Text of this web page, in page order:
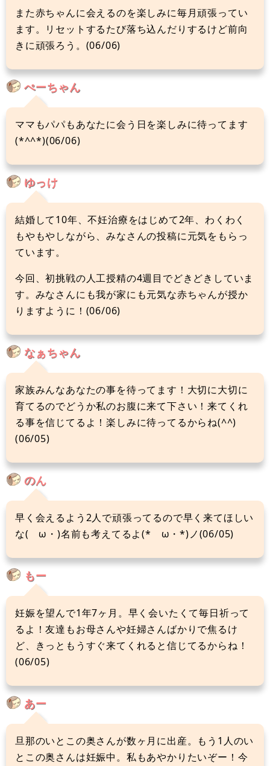
また赤ちゃんに会えるのを楽しみに毎月頑張ってい
ます。リセットするたび落ち込んだりするけど前向
きに頑張ろう。(06/06)
ぺーちゃん
ママもパパもあなたに会う日を楽しみに待ってます
(*^^*)(06/06)
ゆっけ
結婚して10年、不妊治療をはじめて2年、わくわく
もやもやしながら、みなさんの投稿に元気をもらっ
ています。
今回、初挑戦の人工授精の4週目でどきどきしていま
す。みなさんにも我が家にも元気な赤ちゃんが授か
りますように！(06/06)
なぁちゃん
家族みんなあなたの事を待ってます！大切に大切に
育てるのでどうか私のお腹に来て下さい！来てくれ
る事を信じてるよ！楽しみに待ってるからね(^^)
(06/05)
のん
早く会えるよう2人で頑張ってるので早く来てほしい
な(ゝω・)名前も考えてるよ(*ゝω・*)ノ(06/05)
もー
妊娠を望んで1年7ヶ月。早く会いたくて毎日祈って
るよ！友達もお母さんや妊婦さんばかりで焦るけ
ど、きっともうすぐ来てくれると信じてるからね！
(06/05)
あー
旦那のいとこの奥さんが数ヶ月に出産。もう1人のい
とこの奥さんは妊娠中。私もあやかりたいぞー！今